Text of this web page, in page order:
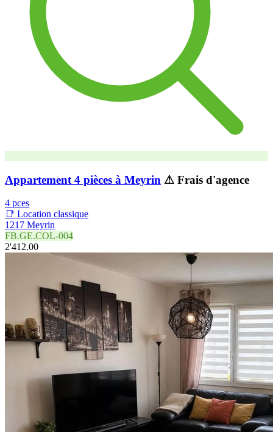
Appartement 4 pièces à Meyrin ⚠ Frais d'agence
4 pces
📑 Location classique
1217 Meyrin
FB.GE.COL-004
2'412.00